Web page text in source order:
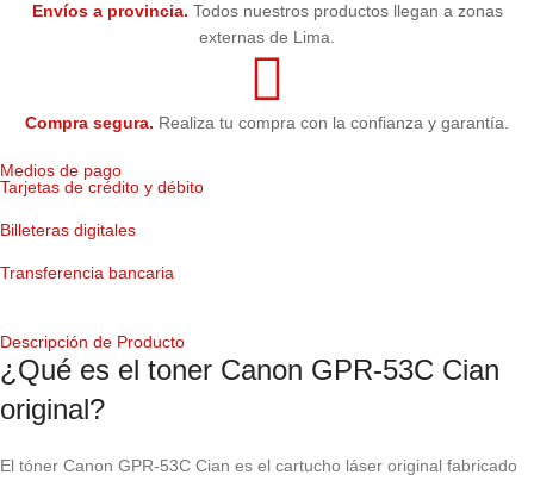
Envíos a provincia. Todos nuestros productos llegan a zonas
externas de Lima.
Compra segura. Realiza tu compra con la confianza y garantía.
Medios de pago
Tarjetas de crédito y débito
Billeteras digitales
Transferencia bancaria
Descripción de Producto
¿Qué es el toner Canon GPR-53C Cian
original?
El tóner Canon GPR-53C Cian es el cartucho láser original fabricado